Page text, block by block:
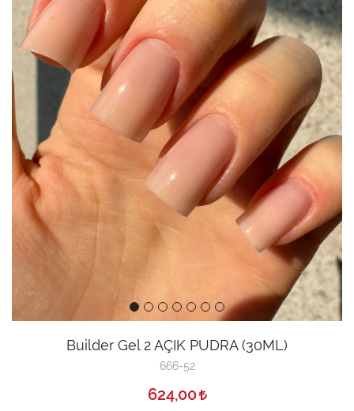
Builder Gel 2 AÇIK PUDRA (30ML)
666-52
624,00